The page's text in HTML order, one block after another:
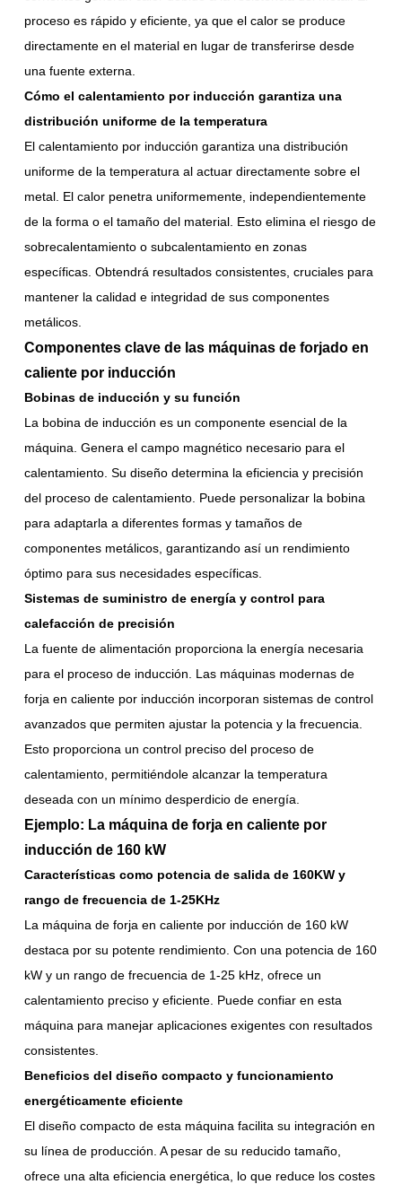
proceso es rápido y eficiente, ya que el calor se produce
directamente en el material en lugar de transferirse desde
una fuente externa.
Cómo el calentamiento por inducción garantiza una
distribución uniforme de la temperatura
El calentamiento por inducción garantiza una distribución
uniforme de la temperatura al actuar directamente sobre el
metal. El calor penetra uniformemente, independientemente
de la forma o el tamaño del material. Esto elimina el riesgo de
sobrecalentamiento o subcalentamiento en zonas
específicas. Obtendrá resultados consistentes, cruciales para
mantener la calidad e integridad de sus componentes
metálicos.
Componentes clave de las máquinas de forjado en
caliente por inducción
Bobinas de inducción y su función
La bobina de inducción es un componente esencial de la
máquina. Genera el campo magnético necesario para el
calentamiento. Su diseño determina la eficiencia y precisión
del proceso de calentamiento. Puede personalizar la bobina
para adaptarla a diferentes formas y tamaños de
componentes metálicos, garantizando así un rendimiento
óptimo para sus necesidades específicas.
Sistemas de suministro de energía y control para
calefacción de precisión
La fuente de alimentación proporciona la energía necesaria
para el proceso de inducción. Las máquinas modernas de
forja en caliente por inducción incorporan sistemas de control
avanzados que permiten ajustar la potencia y la frecuencia.
Esto proporciona un control preciso del proceso de
calentamiento, permitiéndole alcanzar la temperatura
deseada con un mínimo desperdicio de energía.
Ejemplo: La máquina de forja en caliente por
inducción de 160 kW
Características como potencia de salida de 160KW y
rango de frecuencia de 1-25KHz
La máquina de forja en caliente por inducción de 160 kW
destaca por su potente rendimiento. Con una potencia de 160
kW y un rango de frecuencia de 1-25 kHz, ofrece un
calentamiento preciso y eficiente. Puede confiar en esta
máquina para manejar aplicaciones exigentes con resultados
consistentes.
Beneficios del diseño compacto y funcionamiento
energéticamente eficiente
El diseño compacto de esta máquina facilita su integración en
su línea de producción. A pesar de su reducido tamaño,
ofrece una alta eficiencia energética, lo que reduce los costes